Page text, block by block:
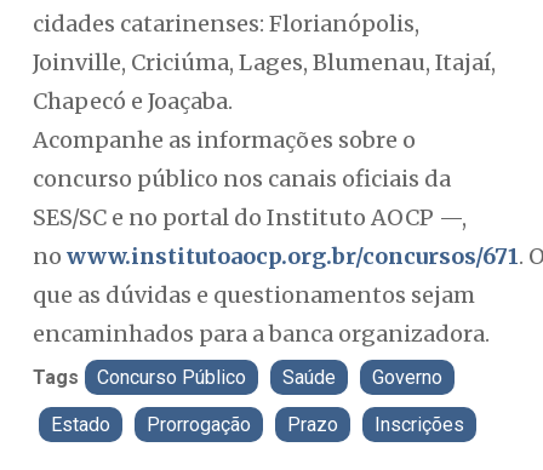
cidades catarinenses: Florianópolis,
Joinville, Criciúma, Lages, Blumenau, Itajaí,
Chapecó e Joaçaba.
Acompanhe as informações sobre o
concurso público nos canais oficiais da
SES/SC e no portal do Instituto AOCP —,
no www.institutoaocp.org.br/concursos/671.
que as dúvidas e questionamentos sejam
encaminhados para a banca organizadora.
Tags Concurso Público Saúde Governo
Estado Prorrogação Prazo Inscrições